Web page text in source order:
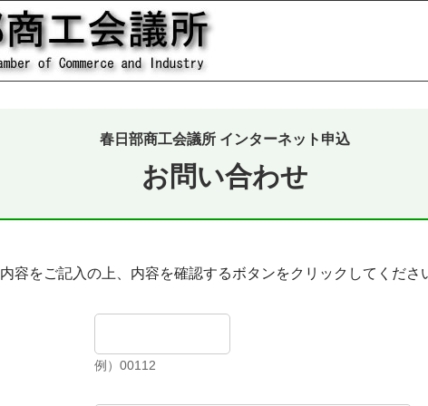
春日部商工会議所 インターネット申込
お問い合わせ
内容をご記入の上、内容を確認するボタンをクリックしてくださ
例）00112